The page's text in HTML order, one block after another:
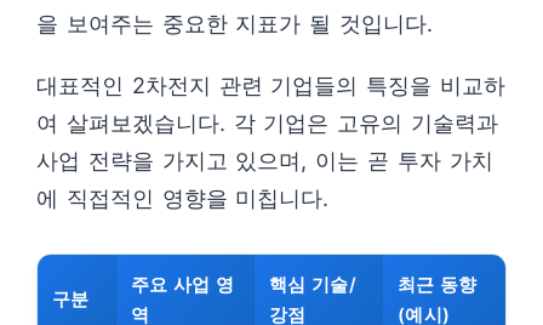
을 보여주는 중요한 지표가 될 것입니다.
대표적인 2차전지 관련 기업들의 특징을 비교하
여 살펴보겠습니다. 각 기업은 고유의 기술력과
사업 전략을 가지고 있으며, 이는 곧 투자 가치
에 직접적인 영향을 미칩니다.
구분
주요 사업 영
역
핵심 기술/
강점
최근 동향
(예시)